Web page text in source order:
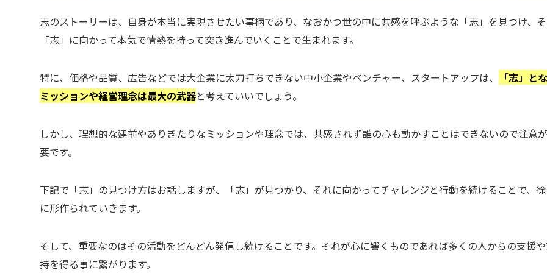
志のストーリーは、自身が本当に実現させたい事柄であり、なおかつ世の中に共感を呼ぶような「志」を見つけ、
「志」に向かって本気で情熱を持って突き進んでいくことで生まれます。
特に、価格や品質、広告などでは大企業に太刀打ちできない中小企業やベンチャー、スタートアップは、
「志」と
ミッションや経営理念は最大の武器と考えていいでしょう。
しかし、理想的な建前やありきたりなミッションや理念では、共感されず誰の心も動かすことはできないので注意
要です。
下記で「志」の見つけ方はお話しますが、「志」が見つかり、それに向かってチャレンジと行動を続けることで、
に形作られていきます。
そして、重要なのはその活動をどんどん発信し続けることです。それが心に響くものであれば多くの人からの支援
持を得る事に繋がります。